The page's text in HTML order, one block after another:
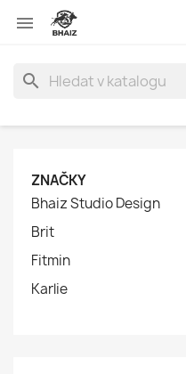

search
ZNAČKY
Bhaiz Studio Design
Brit
Fitmin
Karlie